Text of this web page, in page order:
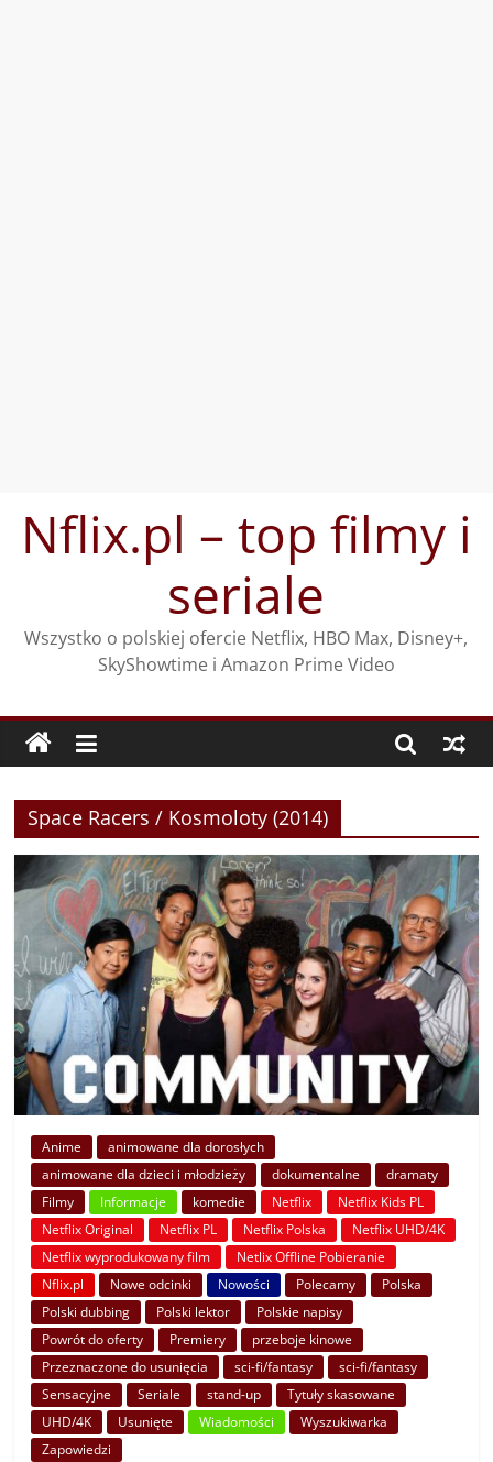
treściNflix.pl – top filmy i
seriale
Wszystko o polskiej ofercie Netflix, HBO Max, Disney+,
SkyShowtime i Amazon Prime Video
Space Racers / Kosmoloty (2014)
Anime
animowane dla dorosłych
animowane dla dzieci i młodzieży
dokumentalne
dramaty
Filmy
Informacje komedie Netflix
Netflix Kids PL
Netflix Original
Netflix PL Netflix Polska
Netflix UHD/4K
Netflix wyprodukowany film
Netlix Offline Pobieranie
Nflix.pl
Nowe odcinki Nowości Polecamy
Polska
Polski dubbing
Polski lektor
Polskie napisy
Powrót do oferty
Premiery
przeboje kinowe
Przeznaczone do usunięcia
sci-fi/fantasy
sci-fi/fantasy
Sensacyjne
Seriale stand-up
Tytuły skasowane
UHD/4K
Usunięte Wiadomości
Wyszukiwarka
Zapowiedzi